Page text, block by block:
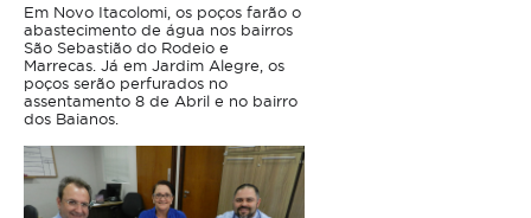
Em Novo Itacolomi, os poços farão o
abastecimento de água nos bairros
São Sebastião do Rodeio e
Marrecas. Já em Jardim Alegre, os
poços serão perfurados no
assentamento 8 de Abril e no bairro
dos Baianos.